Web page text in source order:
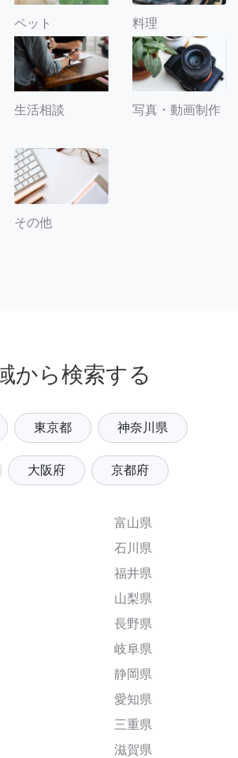
ペット 料理
生活相談 写真・動画制作
その他
から検索する
東京都 神奈川県
大阪府 京都府
富山県
石川県
福井県
山梨県
長野県
岐阜県
静岡県
愛知県
三重県
滋賀県